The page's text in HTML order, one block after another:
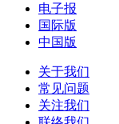
电子报
国际版
中国版
关于我们
常见问题
关注我们